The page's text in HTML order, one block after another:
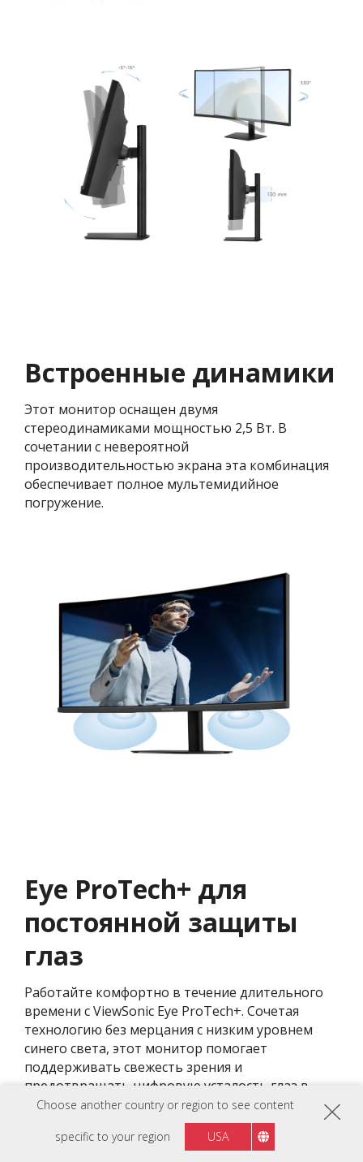
Choose another country or region to see content
specific to your region USA
Встроенные динамики
Этот монитор оснащен двумя
стереодинамиками мощностью 2,5 Вт. В
сочетании с невероятной
производительностью экрана эта комбинация
обеспечивает полное мультемидийное
погружение.
Eye ProTech+ для
постоянной защиты
глаз
Работайте комфортно в течение длительного
времени с ViewSonic Eye ProTech+. Сочетая
технологию без мерцания с низким уровнем
синего света, этот монитор помогает
поддерживать свежесть зрения и
предотвращать цифровую усталость глаз в
любое время без ущерба для качества